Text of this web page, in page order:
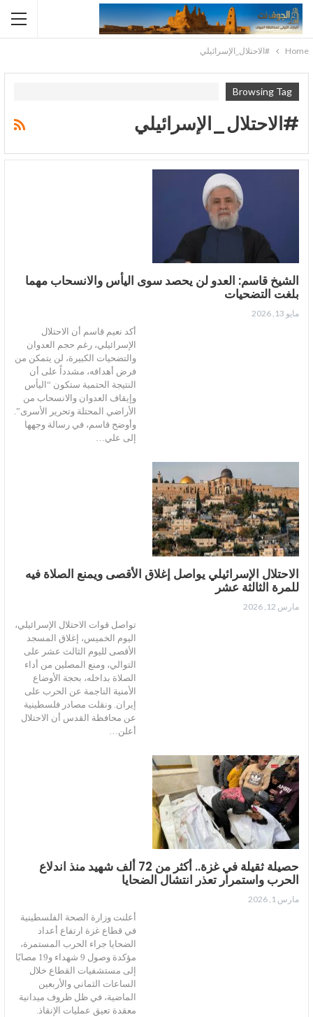
Home #الاحتلال_الإسرائيلي
Browsing Tag
#الاحتلال_الإسرائيلي
الشيخ قاسم: العدو لن يحصد سوى اليأس والانسحاب مهما
بلغت التضحيات
مايو 13, 2026
أكد نعيم قاسم أن الاحتلال
الإسرائيلي، رغم حجم العدوان
والتضحيات الكبيرة، لن يتمكن من
فرض أهدافه، مشدداً على أن
النتيجة الحتمية ستكون “اليأس
وإيقاف العدوان والانسحاب من
الأراضي المحتلة وتحرير الأسرى”.
وأوضح قاسم، في رسالة وجهها
إلى علي…
الاحتلال الإسرائيلي يواصل إغلاق الأقصى ويمنع الصلاة فيه
للمرة الثالثة عشر
مارس 12, 2026
تواصل قوات الاحتلال الإسرائيلي،
اليوم الخميس، إغلاق المسجد
الأقصى لليوم الثالث عشر على
التوالي، ومنع المصلين من أداء
الصلاة بداخله، بحجة الأوضاع
الأمنية الناجمة عن الحرب على
إيران. ونقلت مصادر فلسطينية
عن محافظة القدس أن الاحتلال
أعلن…
حصيلة ثقيلة في غزة.. أكثر من 72 ألف شهيد منذ اندلاع
الحرب واستمرار تعذر انتشال الضحايا
مارس 1, 2026
أعلنت وزارة الصحة الفلسطينية
في قطاع غزة ارتفاع أعداد
الضحايا جراء الحرب المستمرة،
مؤكدة وصول 9 شهداء و19 مصابًا
إلى مستشفيات القطاع خلال
الساعات الثماني والأربعين
الماضية، في ظل ظروف ميدانية
معقدة تعيق عمليات الإنقاذ.